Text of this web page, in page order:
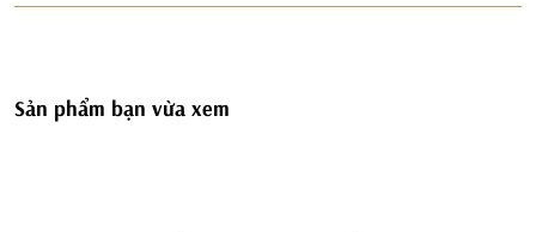
Sản phẩm bạn vừa xem